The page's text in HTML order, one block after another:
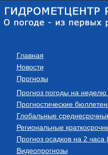
Главная
Новости
Прогнозы
Прогноз погоды на
Прогностические
Глобальные
Региональные
Прогноз осадков на 2 часа
Видеопрогнозы